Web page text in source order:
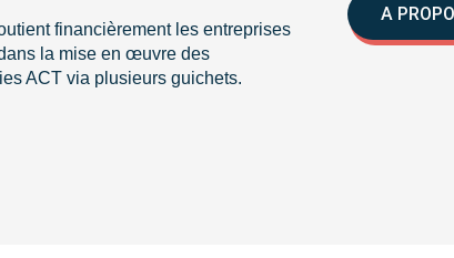
financièrement les entreprises
la mise en œuvre des
ACT via plusieurs guichets.
A